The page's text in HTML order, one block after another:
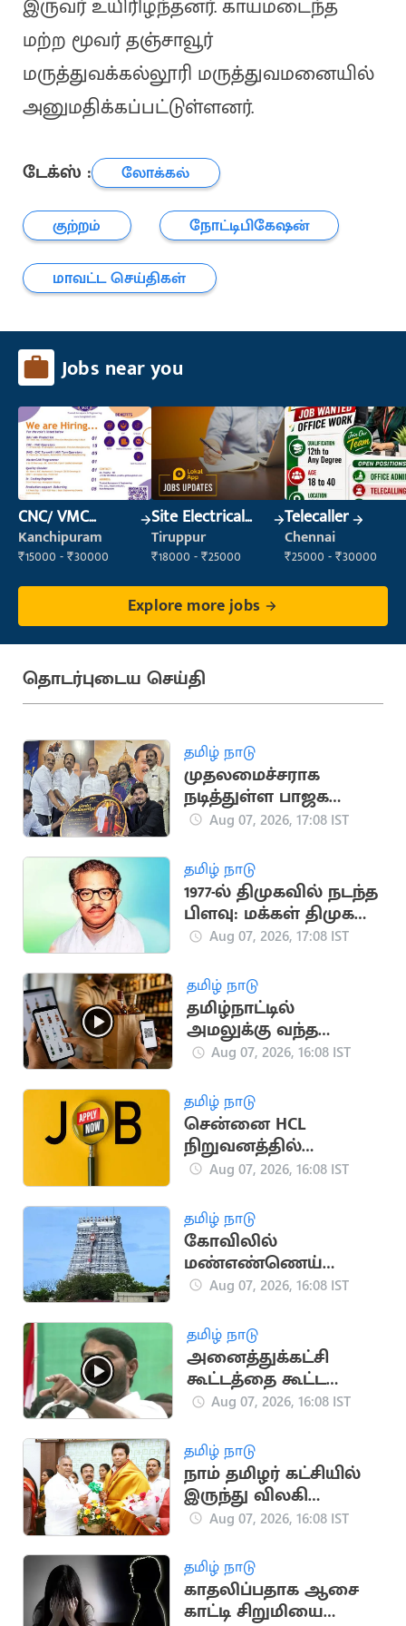
இருவர் உயிரிழந்தனர். காயமடைந்த
மற்ற மூவர் தஞ்சாவூர்
மருத்துவக்கல்லூரி மருத்துவமனையில்
அனுமதிக்கப்பட்டுள்ளனர்.
டேக்ஸ் :
லோக்கல்
குற்றம்
நோட்டிபிகேஷன்
மாவட்ட செய்திகள்
Jobs near you
CNC/ VMC
Operator
Kanchipuram
₹15000 - ₹30000
Site Electrical
Engineer
Tiruppur
₹18000 - ₹25000
Telecaller
Chennai
₹25000 - ₹30000
Explore more jobs
தொடர்புடைய செய்தி
தமிழ் நாடு
முதலமைச்சராக
நடித்துள்ள பாஜக
மூத்த தலைவர்
Aug 07, 2026, 17:08 IST
தமிழ் நாடு
1977-ல் திமுகவில் நடந்த
பிளவு: மக்கள் திமுக
உருவான வரலாறு!
Aug 07, 2026, 17:08 IST
தமிழ் நாடு
தமிழ்நாட்டில்
அமலுக்கு வந்த
ஆன்லைன் மது
தகவல்
Aug 07, 2026, 16:08 IST
தமிழ் நாடு
சென்னை HCL
நிறுவனத்தில்
வேலைவாய்ப்பு:
நேர்முகத் தேர்வு!
Aug 07, 2026, 16:08 IST
தமிழ் நாடு
கோவிலில்
மண்எண்ணெய்
ஊற்றி தீக்குளித்த
அதிர்ஷ்டவசமாக உயிர்
பிழைத்தார்
Aug 07, 2026, 16:08 IST
தமிழ் நாடு
அனைத்துக்கட்சி
கூட்டத்தை கூட்ட
வேண்டும்.. சீமான்
Aug 07, 2026, 16:08 IST
தமிழ் நாடு
நாம் தமிழர் கட்சியில்
இருந்து விலகி
தவெகவில் இணைந்த
Aug 07, 2026, 16:08 IST
தமிழ் நாடு
காதலிப்பதாக ஆசை
காட்டி சிறுமியை